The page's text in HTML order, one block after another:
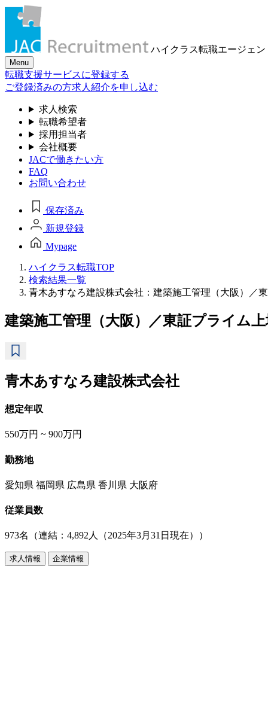
ハイクラス転職エージェン
Menu
転職支援サービスに登録する
ご登録済みの方求人紹介を申し込む
求人検索
転職希望者
採用担当者
会社概要
JACで働きたい方
FAQ
お問い合わせ
保存済み
新規登録
Mypage
ハイクラス転職TOP
検索結果一覧
青木あすなろ建設株式会社：建築施工管理（大阪）／
建築施工管理（大阪）／東証プライム
青木あすなろ建設株式会社
想定年収
550万円 ~ 900万円
勤務地
愛知県 福岡県 広島県 香川県 大阪府
従業員数
973名（連結：4,892人（2025年3月31日現在））
求人情報 企業情報